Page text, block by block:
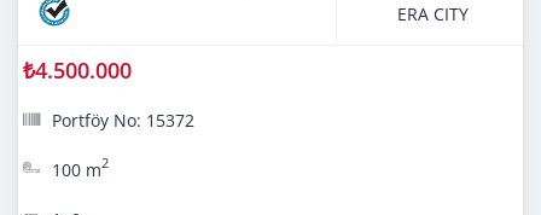
ERA CITY
₺4.500.000
Portföy No: 15372
100 m2